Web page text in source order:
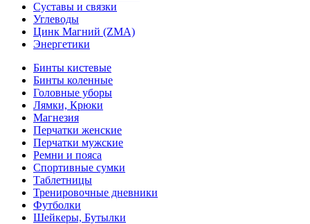
Суставы и связки
Углеводы
Цинк Магний (ZMA)
Энергетики
Бинты кистевые
Бинты коленные
Головные уборы
Лямки, Крюки
Магнезия
Перчатки женские
Перчатки мужские
Ремни и пояса
Спортивные сумки
Таблетницы
Тренировочные дневники
Футболки
Шейкеры, Бутылки